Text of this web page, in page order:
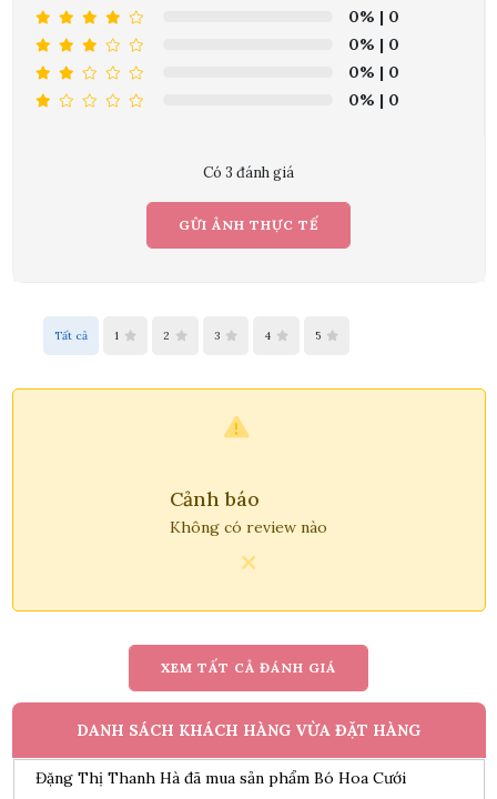
0% | 0
0% | 0
0% | 0
0% | 0
Có 3 đánh giá
GỬI ẢNH THỰC TẾ
Tất cả 1 2 3 4 5
Cảnh báo
Không có review nào
XEM TẤT CẢ ĐÁNH GIÁ
DANH SÁCH KHÁCH HÀNG VỪA ĐẶT HÀNG
Trần Phước Hưng đã mua sản phẩm chậu lan hồ điệp vàng
Nguyễn Thanh Bình đã mua sản phẩm Bó hoa dâu tây kết
Bùi Đức Trung đã mua sản phẩm Lẵng hoa sen đá
10/08/2026
Trương Thị Mỹ Tiên đã mua sản phẩm Giỏ Hoa Sinh Nhật
10/08/2026
Đặng Thị Thanh Hà đã mua sản phẩm Bó Hoa Cưới
10/08/2026